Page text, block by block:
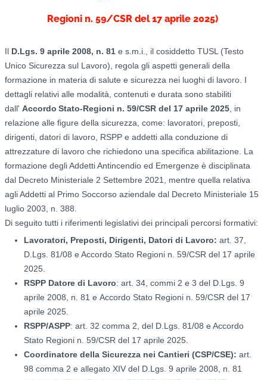
Regioni n. 59/CSR del 17 aprile 2025)
Il D.Lgs. 9 aprile 2008, n. 81 e s.m.i., il cosiddetto TUSL (Testo
Unico Sicurezza sul Lavoro), regola gli aspetti generali della
formazione in materia di salute e sicurezza nei luoghi di lavoro. I
dettagli relativi alle modalità, contenuti e durata sono stabiliti
dall' Accordo Stato-Regioni n. 59/CSR del 17 aprile 2025 , in
relazione alle figure della sicurezza, come: lavoratori, preposti,
dirigenti, datori di lavoro, RSPP e addetti alla conduzione di
attrezzature di lavoro che richiedono una specifica abilitazione. La
formazione degli Addetti Antincendio ed Emergenze è disciplinata
dal Decreto Ministeriale 2 Settembre 2021, mentre quella relativa
agli Addetti al Primo Soccorso aziendale dal Decreto Ministeriale 15
luglio 2003, n. 388.
Di seguito tutti i riferimenti legislativi dei principali percorsi formativi:
Lavoratori, Preposti, Dirigenti, Datori di Lavoro: art. 37,
D.Lgs. 81/08 e Accordo Stato Regioni n. 59/CSR del 17 aprile
2025.
RSPP Datore di Lavoro: art. 34, commi 2 e 3 del D.Lgs. 9
aprile 2008, n. 81 e Accordo Stato Regioni n. 59/CSR del 17
aprile 2025.
RSPP/ASPP: art. 32 comma 2, del D.Lgs. 81/08 e Accordo
Stato Regioni n. 59/CSR del 17 aprile 2025.
Coordinatore della Sicurezza nei Cantieri (CSP/CSE): art.
98 comma 2 e allegato XIV del D.Lgs. 9 aprile 2008, n. 81